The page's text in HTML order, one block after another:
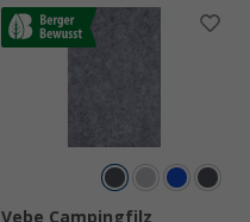
Vebe Campingfilz